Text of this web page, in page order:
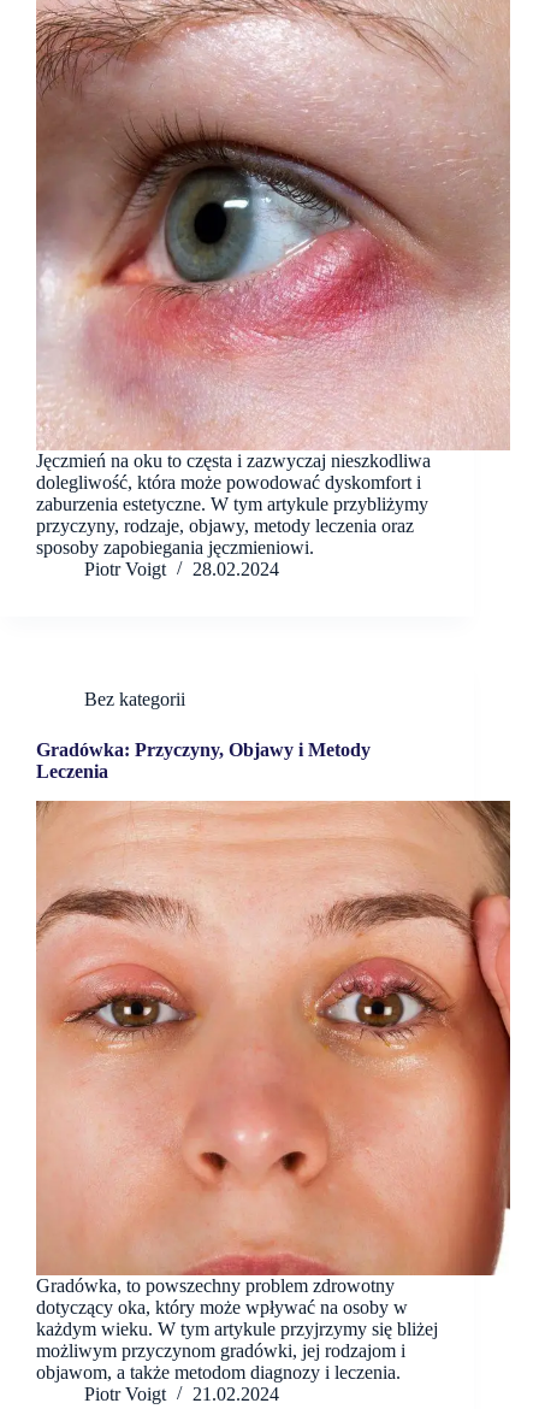
Jęczmień na oku to częsta i zazwyczaj nieszkodliwa
dolegliwość, która może powodować dyskomfort i
zaburzenia estetyczne. W tym artykule przybliżymy
przyczyny, rodzaje, objawy, metody leczenia oraz
sposoby zapobiegania jęczmieniowi.
Piotr Voigt
28.02.2024
Bez kategorii
Gradówka: Przyczyny, Objawy i Metody
Leczenia
Gradówka, to powszechny problem zdrowotny
dotyczący oka, który może wpływać na osoby w
każdym wieku. W tym artykule przyjrzymy się bliżej
możliwym przyczynom gradówki, jej rodzajom i
objawom, a także metodom diagnozy i leczenia.
Piotr Voigt
21.02.2024